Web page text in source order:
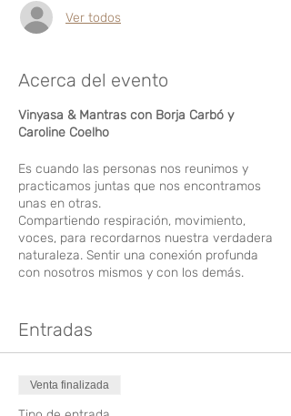
Ver todos
Acerca del evento
Vinyasa & Mantras con Borja Carbó y
Caroline Coelho
Es cuando las personas nos reunimos y
practicamos juntas que nos encontramos
unas en otras.
Compartiendo respiración, movimiento,
voces, para recordarnos nuestra verdadera
naturaleza. Sentir una conexión profunda
con nosotros mismos y con los demás.
de dos horas, con pranayama, vinyasa
Deja que el cuerpo se abra y el corazón se
Entradas
Venta finalizada